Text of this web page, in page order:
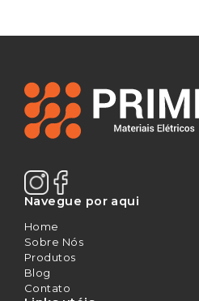
Navegue por aqui
Home
Sobre Nós
Produtos
Blog
Contato